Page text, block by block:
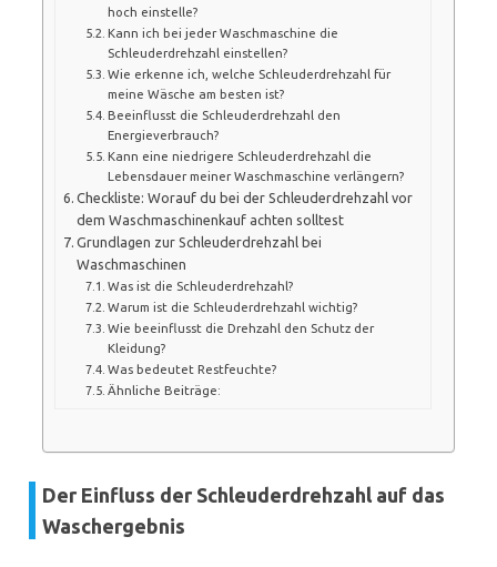
hoch einstelle?
Kann ich bei jeder Waschmaschine die
Schleuderdrehzahl einstellen?
Wie erkenne ich, welche Schleuderdrehzahl für
meine Wäsche am besten ist?
Beeinflusst die Schleuderdrehzahl den
Energieverbrauch?
Kann eine niedrigere Schleuderdrehzahl die
Lebensdauer meiner Waschmaschine verlängern?
Checkliste: Worauf du bei der Schleuderdrehzahl vor
dem Waschmaschinenkauf achten solltest
Grundlagen zur Schleuderdrehzahl bei
Waschmaschinen
Was ist die Schleuderdrehzahl?
Warum ist die Schleuderdrehzahl wichtig?
Wie beeinflusst die Drehzahl den Schutz der
Kleidung?
Was bedeutet Restfeuchte?
Ähnliche Beiträge:
Der Einfluss der Schleuderdrehzahl auf das
Waschergebnis